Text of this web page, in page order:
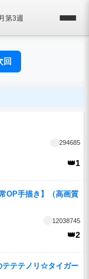
第3週
回
294685
👑1
OP手描き】（高画質
12038745
👑2
テテテノリ☆タイガー